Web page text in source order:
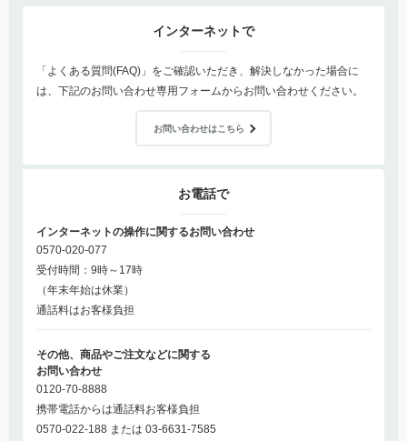
インターネットで
「よくある質問(FAQ)」をご確認いただき、解決しなかった場合に
は、下記のお問い合わせ専用フォームからお問い合わせください。
お問い合わせはこちら
お電話で
インターネットの操作に関するお問い合わせ
0570-020-077
受付時間：9時～17時
（年末年始は休業）
通話料はお客様負担
その他、商品やご注文などに関する
お問い合わせ
0120-70-8888
携帯電話からは通話料お客様負担
0570-022-188 または 03-6631-7585